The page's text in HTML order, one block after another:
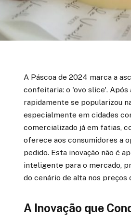
A Páscoa de 2024 marca a
confeitaria: o 'ovo slice'. Após
rapidamente se popularizou
especialmente em cidades
comercializado já em fatias,
oferece aos consumidores a
pedido. Esta inovação não é
inteligente para o mercado,
do cenário de alta nos preços
A Inovação que